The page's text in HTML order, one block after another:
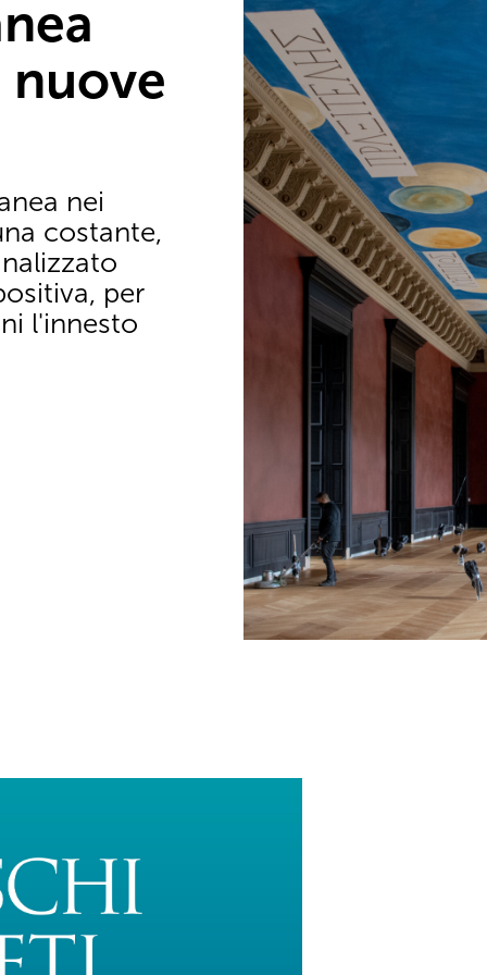
nei
costante,
per
l'innesto